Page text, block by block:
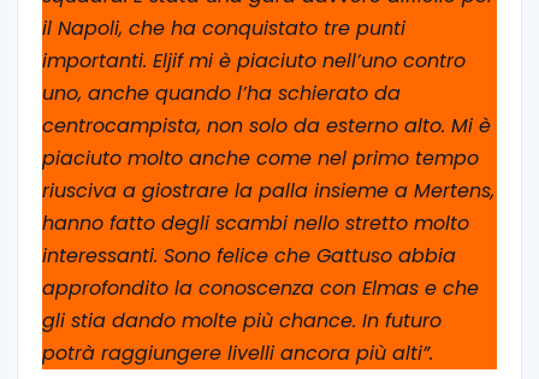
il Napoli, che ha conquistato tre punti
importanti. Eljif mi è piaciuto nell’uno contro
uno, anche quando l’ha schierato da
centrocampista, non solo da esterno alto. Mi è
piaciuto molto anche come nel primo tempo
riusciva a giostrare la palla insieme a Mertens,
hanno fatto degli scambi nello stretto molto
interessanti. Sono felice che Gattuso abbia
approfondito la conoscenza con Elmas e che
gli stia dando molte più chance. In futuro
potrà raggiungere livelli ancora più alti”.